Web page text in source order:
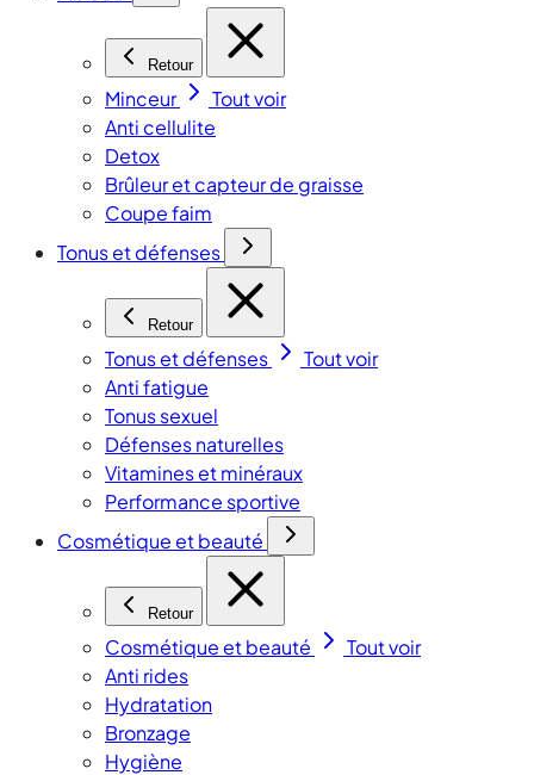
Retour
Minceur
Tout voir
Anti cellulite
Detox
Brûleur et capteur de graisse
Coupe faim
Tonus et défenses
Retour
Tonus et défenses
Tout voir
Anti fatigue
Tonus sexuel
Défenses naturelles
Vitamines et minéraux
Performance sportive
Cosmétique et beauté
Retour
Cosmétique et beauté
Tout voir
Anti rides
Hydratation
Bronzage
Hygiène